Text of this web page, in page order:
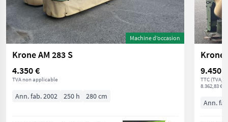
Machine d’occasion
Krone AM 283 S
4.350 €
TVA non applicable
Ann. fab. 2002 250 h 280 cm
Krone
9.450 €
TTC (TVA/
8.362,83 €
Ann.